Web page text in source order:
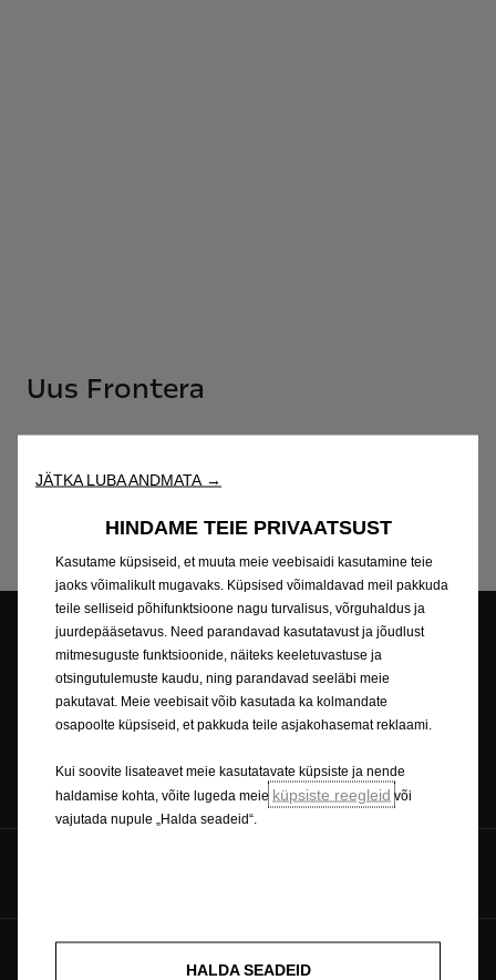
Uus Frontera
Esinduse otsing Broneeri proovisõit
Küsi hinnapakkumist Hinnakirjad
Tulevik kuulub kõigile © Opel 2026
Küpsiste poliitika
JÄTKA LUBA ANDMATA →
HINDAME TEIE PRIVAATSUST
Kasutame küpsiseid, et muuta meie veebisaidi kasutamine teie
jaoks võimalikult mugavaks. Küpsised võimaldavad meil pakkuda
teile selliseid põhifunktsioone nagu turvalisus, võrguhaldus ja
juurdepääsetavus. Need parandavad kasutatavust ja jõudlust
mitmesuguste funktsioonide, näiteks keeletuvastuse ja
otsingutulemuste kaudu, ning parandavad seeläbi meie
pakutavat. Meie veebisait võib kasutada ka kolmandate
osapoolte küpsiseid, et pakkuda teile asjakohasemat reklaami.
Kui soovite lisateavet meie kasutatavate küpsiste ja nende
haldamise kohta, võite lugeda meie küpsiste reegleid või
vajutada nupule „Halda seadeid“.
HALDA SEADEID